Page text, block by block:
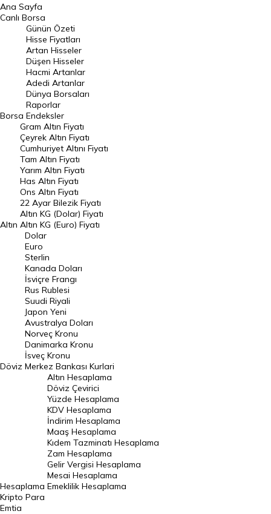
BIST 100 Hisseleri
En Çok Artan Hisseler
En Çok Düşen Hisseler
Hacmi Artanlar
Geçmiş Kapanışlar
Dünya Borsaları
Raporlar
Endeksler
DÖVİZ
Döviz Kuru
Dolar Kuru
Euro Kuru
Pound Kuru
Frank Kuru
Riyal Kuru
Avustralya Doları
Danimarka Kronu Kuru
Kanada Doları Kuru
Norveç Kronu Kuru
İsveç Kronu Kuru
Japon Yeni Kuru
Serbest Piyasa Döviz Kurları
Merkez Bankası Döviz Kurları
Altın Fiyatları
Gram Altın Fiyatı
Ana Sayfa
Canlı Borsa
Borsa
Günün Özeti
Hisse Fiyatları
Artan Hisseler
Düşen Hisseler
Hacmi Artanlar
Adedi Artanlar
Dünya Borsaları
Raporlar
Endeksler
Altın
Gram Altın Fiyatı
Çeyrek Altın Fiyatı
Cumhuriyet Altını Fiyatı
Tam Altın Fiyatı
Yarım Altın Fiyatı
Has Altın Fiyatı
Ons Altın Fiyatı
22 Ayar Bilezik Fiyatı
Altın KG (Dolar) Fiyatı
Altın KG (Euro) Fiyatı
Döviz
Dolar
Euro
Sterlin
Kanada Doları
İsviçre Frangı
Rus Rublesi
Suudi Riyali
Japon Yeni
Avustralya Doları
Norveç Kronu
Danimarka Kronu
İsveç Kronu
Merkez Bankası Kurlari
Hesaplama
Altın Hesaplama
Döviz Çevirici
Yüzde Hesaplama
KDV Hesaplama
İndirim Hesaplama
Maaş Hesaplama
Kıdem Tazminatı Hesaplama
Zam Hesaplama
Gelir Vergisi Hesaplama
Mesai Hesaplama
Emeklilik Hesaplama
Kripto Para
Emtia